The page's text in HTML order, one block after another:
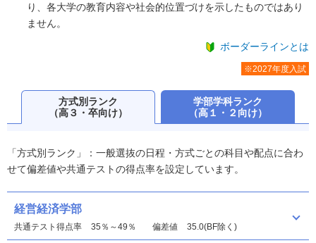
り、各大学の教育内容や社会的位置づけを示したものではあり
ません。
ボーダーラインとは
※2027年度入試
方式別ランク
（高３・卒向け）
学部学科ランク
（高１・２向け）
「方式別ランク」：一般選抜の日程・方式ごとの科目や配点に合わ
せて偏差値や共通テストの得点率を設定しています。
経営経済学部
共通テスト得点率 35％～49％ 偏差値 35.0(BF除く)